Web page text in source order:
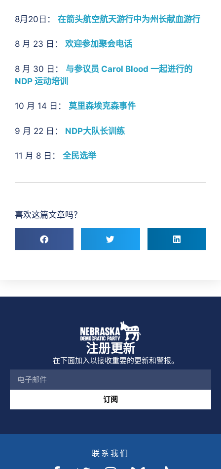
8月20日： 在箭头航空航天游行中为州长献血游行
8 月 23 日： 欢迎参加聚会电话
8 月 30 日： 与参议员 Carol Blood 一起进行的
NDP 运动培训
10 月 14 日： 莫里森埃克森事件
9 月 22 日： NDP大队长训练
11 月 8 日： 全民选举
喜欢这篇文章吗？
注册更新
在下面加入以接收重要的更新和警报。
订阅
联系我们